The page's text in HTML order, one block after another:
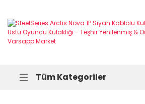
Tüm Kategoriler